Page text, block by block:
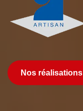
Nos réalisations